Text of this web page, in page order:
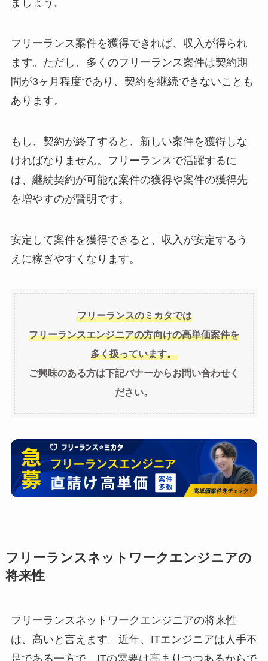
ましょう。
フリーランス案件を獲得できれば、収入が得られ
ます。ただし、多くのフリーランス案件は契約期
間が3ヶ月程度であり、契約を継続できないことも
あります。
もし、契約が終了すると、新しい案件を獲得しな
ければなりません。フリーランスで活躍するに
は、継続契約が可能な案件の獲得や案件の獲得先
を増やすのが賢明です。
安定して案件を獲得できると、収入が安定するう
えに稼ぎやすくなります。
フリーランスのミカタでは
フリーランスエンジニアの方向けの高単価案件を
多く扱っています。
ご興味のある方は下記バナーからお問い合わせく
ださい。
フリーランスネットワークエンジニアの
将来性
フリーランスネットワークエンジニアの将来性
は、高いと言えます。近年、ITエンジニアは人手不